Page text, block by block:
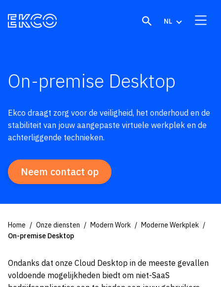
NL
On-premise Desktop
Ekco draagt zorg voor de veiligheid, het onderhoud en de
stabiliteit van jouw aangepaste virtuele werkplek en de
achterliggende technieken.
Neem contact op
Home Onze diensten Modern Work
Moderne Werkplek
On-premise Desktop
Ondanks dat onze Cloud Desktop in de meeste gevallen
voldoende mogelijkheden biedt om niet-SaaS